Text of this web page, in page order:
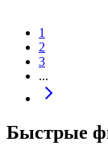
1
2
3
...
Быстрые